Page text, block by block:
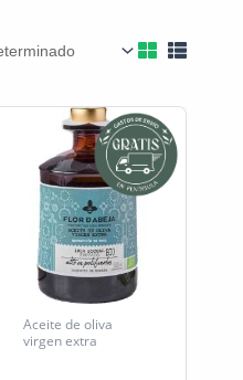
Aceite de oliva
virgen extra